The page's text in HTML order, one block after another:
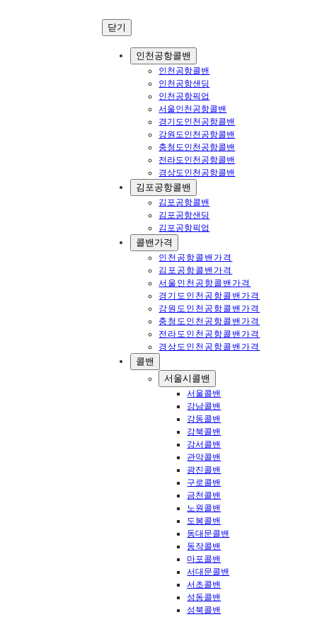
닫기
인천공항콜밴
인천공항콜밴
인천공항샌딩
인천공항픽업
서울인천공항콜밴
경기도인천공항콜밴
강원도인천공항콜밴
충청도인천공항콜밴
전라도인천공항콜밴
경상도인천공항콜밴
김포공항콜밴
김포공항콜밴
김포공항샌딩
김포공항픽업
콜밴가격
인천공항콜밴가격
김포공항콜밴가격
서울인천공항콜밴가격
경기도인천공항콜밴가격
강원도인천공항콜밴가격
충청도인천공항콜밴가격
전라도인천공항콜밴가격
경상도인천공항콜밴가격
콜밴
서울시콜밴
서울콜밴
강남콜밴
강동콜밴
강북콜밴
강서콜밴
관악콜밴
광진콜밴
구로콜밴
금천콜밴
노원콜밴
도봉콜밴
동대문콜밴
동작콜밴
마포콜밴
서대문콜밴
서초콜밴
성동콜밴
성북콜밴